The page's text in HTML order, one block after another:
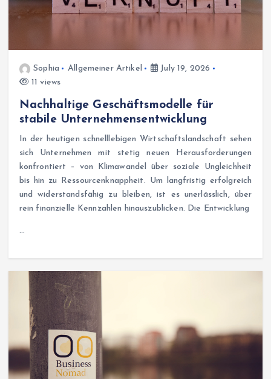
Sophia Allgemeiner Artikel
July 19, 2026
11 views
Nachhaltige Geschäftsmodelle für
stabile Unternehmensentwicklung
In der heutigen schnelllebigen Wirtschaftslandschaft sehen
sich Unternehmen mit stetig neuen Herausforderungen
konfrontiert – von Klimawandel über soziale Ungleichheit
bis hin zu Ressourcenknappheit. Um langfristig erfolgreich
und widerstandsfähig zu bleiben, ist es unerlässlich, über
rein finanzielle Kennzahlen hinauszublicken. Die Entwicklung
…